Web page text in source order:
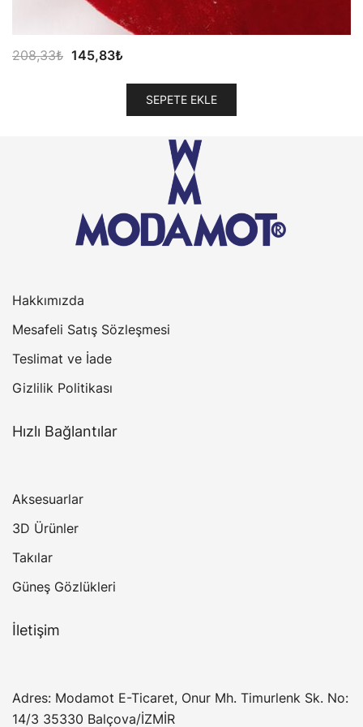
208,33₺ Orijinal
145,83₺
fiyat:
145,83₺.
SEPETE EKLE
Hakkımızda
Mesafeli Satış Sözleşmesi
Teslimat ve İade
Gizlilik Politikası
Hızlı Bağlantılar
Aksesuarlar
3D Ürünler
Takılar
Güneş Gözlükleri
İletişim
Adres: Modamot E-Ticaret, Onur Mh. Timurlenk Sk. No:
14/3 35330 Balçova/İZMİR